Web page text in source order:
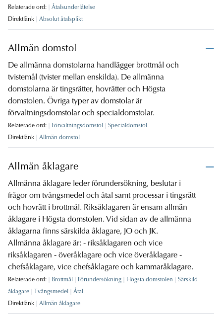
Relaterade ord:
Åtalsunderlåtelse
Direktlänk
Absolut åtalsplikt
Allmän domstol
De allmänna domstolarna handlägger brottmål och
tvistemål (tvister mellan enskilda). De allmänna
domstolarna är tingsrätter, hovrätter och Högsta
domstolen. Övriga typer av domstolar är
förvaltningsdomstolar och specialdomstolar.
Relaterade ord: Förvaltningsdomstol
Specialdomstol
Direktlänk
Allmän domstol
Allmän åklagare
Allmänna åklagare leder förundersökning, beslutar i
frågor om tvångsmedel och åtal samt processar i tingsrätt
och hovrätt i brottmål. Riksåklagaren är ensam allmän
åklagare i Högsta domstolen. Vid sidan av de allmänna
åklagarna finns särskilda åklagare, JO och JK.
Allmänna åklagare är: - riksåklagaren och vice
riksåklagaren - överåklagare och vice överåklagare -
chefsåklagare, vice chefsåklagare och kammaråklagare.
Relaterade ord: Brottmål Förundersökning Högsta domstolen
Särskild
åklagare
Tvångsmedel
Åtal
Direktlänk
Allmän åklagare